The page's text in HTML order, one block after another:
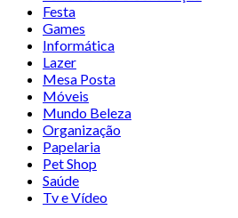
Festa
Games
Informática
Lazer
Mesa Posta
Móveis
Mundo Beleza
Organização
Papelaria
Pet Shop
Saúde
Tv e Vídeo